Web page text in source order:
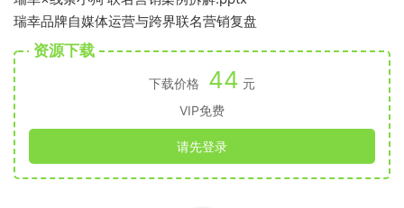
瑞幸品牌自媒体运营与跨界联名营销复盘
资源下载
下载价格 44 元
VIP免费
请先登录